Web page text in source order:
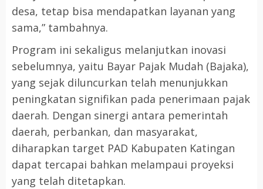
desa, tetap bisa mendapatkan layanan yang
sama,” tambahnya.
Program ini sekaligus melanjutkan inovasi
sebelumnya, yaitu Bayar Pajak Mudah (Bajaka),
yang sejak diluncurkan telah menunjukkan
peningkatan signifikan pada penerimaan pajak
daerah. Dengan sinergi antara pemerintah
daerah, perbankan, dan masyarakat,
diharapkan target PAD Kabupaten Katingan
dapat tercapai bahkan melampaui proyeksi
yang telah ditetapkan.